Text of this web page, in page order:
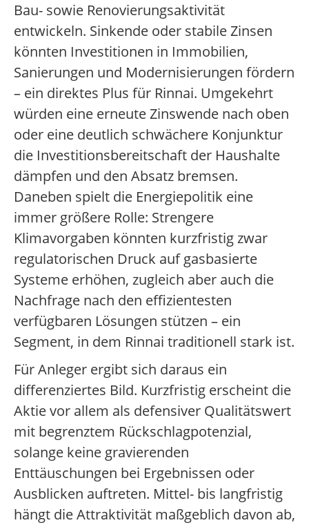
Bau- sowie Renovierungsaktivität
entwickeln. Sinkende oder stabile Zinsen
könnten Investitionen in Immobilien,
Sanierungen und Modernisierungen fördern
– ein direktes Plus für Rinnai. Umgekehrt
würden eine erneute Zinswende nach oben
oder eine deutlich schwächere Konjunktur
die Investitionsbereitschaft der Haushalte
dämpfen und den Absatz bremsen.
Daneben spielt die Energiepolitik eine
immer größere Rolle: Strengere
Klimavorgaben könnten kurzfristig zwar
regulatorischen Druck auf gasbasierte
Systeme erhöhen, zugleich aber auch die
Nachfrage nach den effizientesten
verfügbaren Lösungen stützen – ein
Segment, in dem Rinnai traditionell stark ist.
Für Anleger ergibt sich daraus ein
differenziertes Bild. Kurzfristig erscheint die
Aktie vor allem als defensiver Qualitätswert
mit begrenztem Rückschlagpotenzial,
solange keine gravierenden
Enttäuschungen bei Ergebnissen oder
Ausblicken auftreten. Mittel- bis langfristig
hängt die Attraktivität maßgeblich davon ab,